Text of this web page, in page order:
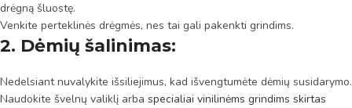
drėgną šluostę.
Venkite perteklinės drėgmės, nes tai gali pakenkti grindims.
2. Dėmių šalinimas:
Nedelsiant nuvalykite išsiliejimus, kad išvengtumėte dėmių susidarymo.
Naudokite švelnų valiklį arba specialiai vinilinėms grindims skirtas